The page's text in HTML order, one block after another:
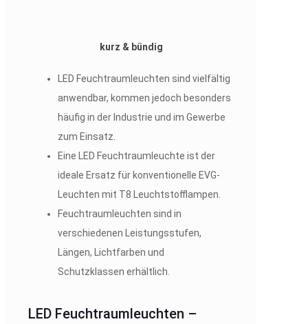
kurz & bündig
LED Feuchtraumleuchten sind vielfältig
anwendbar, kommen jedoch besonders
häufig in der Industrie und im Gewerbe
zum Einsatz.
Eine LED Feuchtraumleuchte ist der
ideale Ersatz für konventionelle EVG-
Leuchten mit T8 Leuchtstofflampen.
Feuchtraumleuchten sind in
verschiedenen Leistungsstufen,
Längen, Lichtfarben und
Schutzklassen erhältlich.
LED Feuchtraumleuchten –